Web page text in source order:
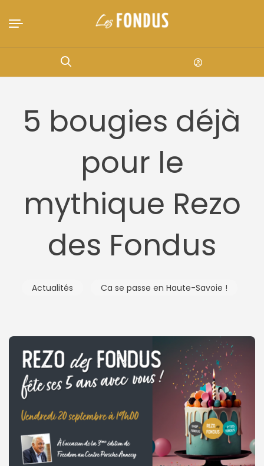
5 bougies déjà
pour le
mythique Rezo
des Fondus
Actualités Ca se passe en Haute-Savoie !